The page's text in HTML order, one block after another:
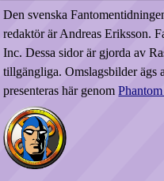
Den svenska
redaktör är Andreas Eriksson.
Inc. Dessa sidor är gjorda av
tillgängliga. Omslagsbilder ägs
presenteras här genom